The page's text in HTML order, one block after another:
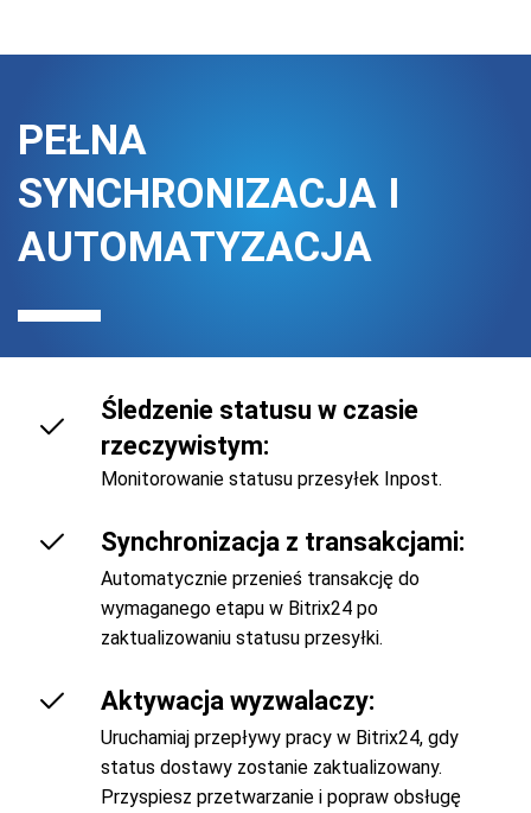
PEŁNA
SYNCHRONIZACJA I
AUTOMATYZACJA
Śledzenie statusu w czasie
rzeczywistym:
Monitorowanie statusu przesyłek Inpost.
Synchronizacja z transakcjami:
Automatycznie przenieś transakcję do
wymaganego etapu w Bitrix24 po
zaktualizowaniu statusu przesyłki.
Aktywacja wyzwalaczy:
Uruchamiaj przepływy pracy w Bitrix24, gdy
status dostawy zostanie zaktualizowany.
Przyspiesz przetwarzanie i popraw obsługę